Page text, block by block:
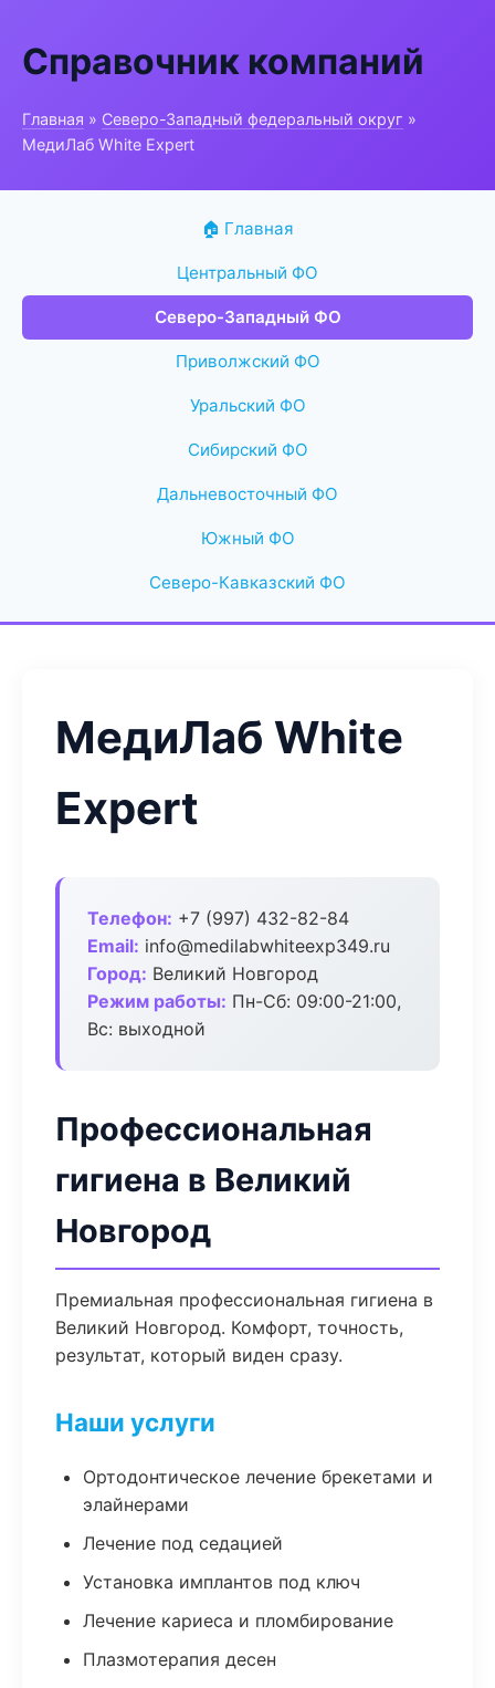
Справочник компаний
Главная » Северо-Западный федеральный округ »
МедиЛаб White Expert
🏠 Главная
Центральный ФО
Северо-Западный ФО
Приволжский ФО
Уральский ФО
Сибирский ФО
Дальневосточный ФО
Южный ФО
Северо-Кавказский ФО
МедиЛаб White
Expert
Телефон: +7 (997) 432-82-84
Email: info@medilabwhiteexp349.ru
Город: Великий Новгород
Режим работы: Пн-Сб: 09:00-21:00,
Вс: выходной
Профессиональная
гигиена в Великий
Новгород
Премиальная профессиональная гигиена в
Великий Новгород. Комфорт, точность,
результат, который виден сразу.
Наши услуги
Ортодонтическое лечение брекетами и
элайнерами
Лечение под седацией
Установка имплантов под ключ
Лечение кариеса и пломбирование
Плазмотерапия десен